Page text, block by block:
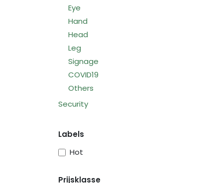
Eye
Hand
Head
Leg
Signage
COVID19
Others
Security
Labels
Hot
Prijsklasse